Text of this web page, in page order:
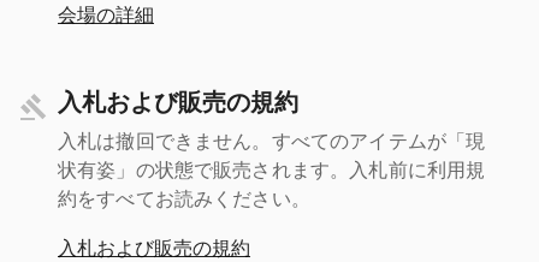
会場の詳細
入札および販売の規約
入札は撤回できません。すべてのアイテムが「現
状有姿」の状態で販売されます。入札前に利用規
約をすべてお読みください。
入札および販売の規約